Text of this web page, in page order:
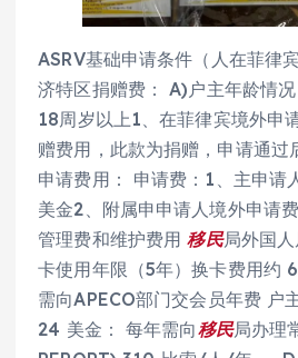
ASRV基础申请条件（人在菲律
济特区捐赠费： A)户主年龄情
18周岁以上1、在菲律宾境外申
赠费用，此款为捐赠，申请通过
申请费用： 申请费：1、主申请
美金2、附属申申请人境外申请
管理费和维护费用移民局外国
卡使用年限（5年）换卡费用约
需向APECO部门交会员年费 户
24 美金： 每年需向移民局办理